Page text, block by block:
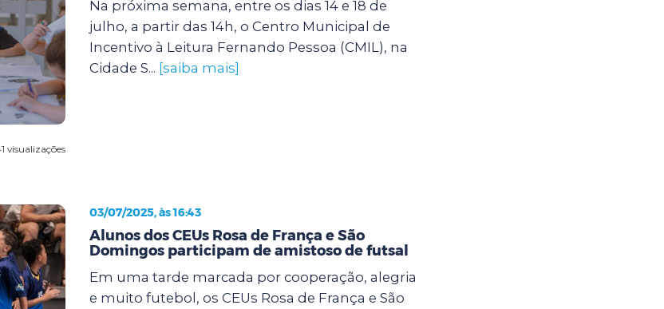
visualizações
Na próxima semana, entre os dias 14 e 18 de
julho, a partir das 14h, o Centro Municipal de
Incentivo à Leitura Fernando Pessoa (CMIL), na
Cidade S... [saiba mais]
03/07/2025, às 16:43
Alunos dos CEUs Rosa de França e São
Domingos participam de amistoso de futsal
Em uma tarde marcada por cooperação, alegria
e muito futebol, os CEUs Rosa de França e São